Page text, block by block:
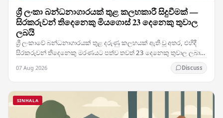
ශ්‍රී ලංකා බන්ධනාගාරයක් තුළ කලහකාරී සිදුවීමක් —
සිරකරුවන් තිදෙනෙකු මියගොස් 23 දෙනෙකු තුවාල
ලබයි
ශ්‍රී ලංකාවේ බන්ධනාගාරයක් තුළ දරුණු කලහයක් ඇති වූ අතර, එහිදී
සිරකරුවන් තිදෙනෙකු මරණයට පත්ව තවත් 23 දෙනෙකු තුවාල ලබා
07 Aug 2026 Discuss
SINHALA